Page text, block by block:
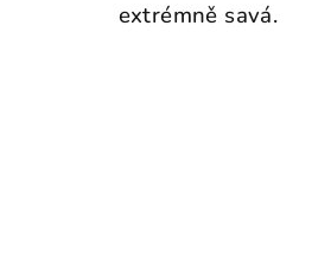
extrémně savá.